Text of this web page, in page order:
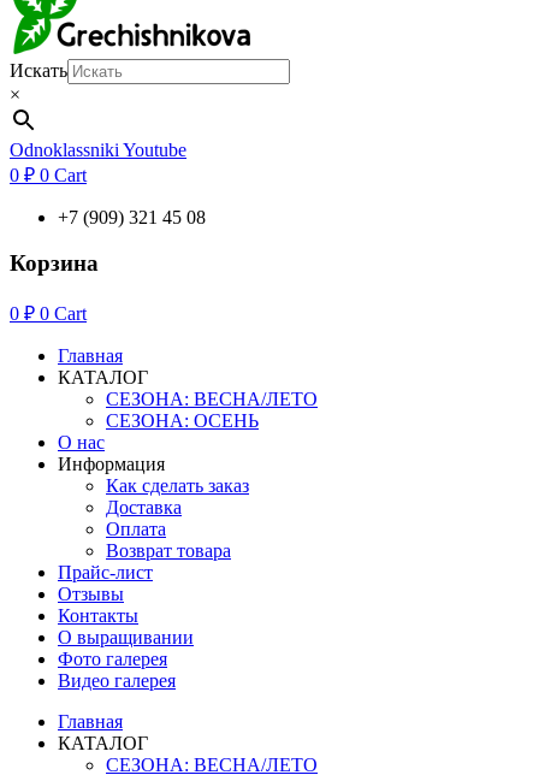
Искать
×
Odnoklassniki Youtube
0 ₽ 0 Cart
+7 (909) 321 45 08
Корзина
0 ₽ 0 Cart
Главная
КАТАЛОГ
СЕЗОНА: ВЕСНА/ЛЕТО
СЕЗОНА: ОСЕНЬ
О нас
Информация
Как сделать заказ
Доставка
Оплата
Возврат товара
Прайс-лист
Отзывы
Контакты
О выращивании
Фото галерея
Видео галерея
Главная
КАТАЛОГ
СЕЗОНА: ВЕСНА/ЛЕТО